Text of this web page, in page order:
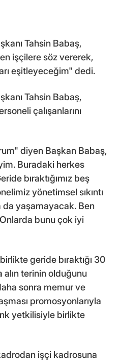
Tahsin Babaş,
işçilere söz vererek,
eşitleyeceğim" dedi.
Tahsin Babaş,
çalışanlarını
diyen Başkan Babaş,
Buradaki herkes
bıraktığımız beş
yönetimsel sıkıntı
da yaşamayacak. Ben
bunu çok iyi
geride bıraktığı 30
alın terinin olduğunu
sonra memur ve
promosyonlarıyla
yetkilisiyle birlikte
işçi kadrosuna